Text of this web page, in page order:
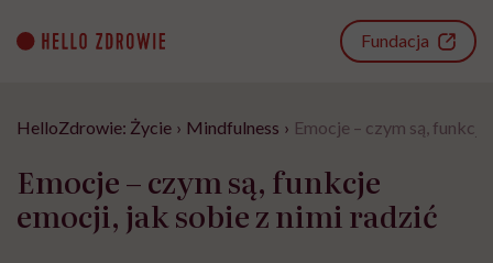
content
Fundacja
HelloZdrowie: Życie › Mindfulness › Emocje – czym są,
Emocje – czym są, funkcje
emocji, jak sobie z nimi radzić